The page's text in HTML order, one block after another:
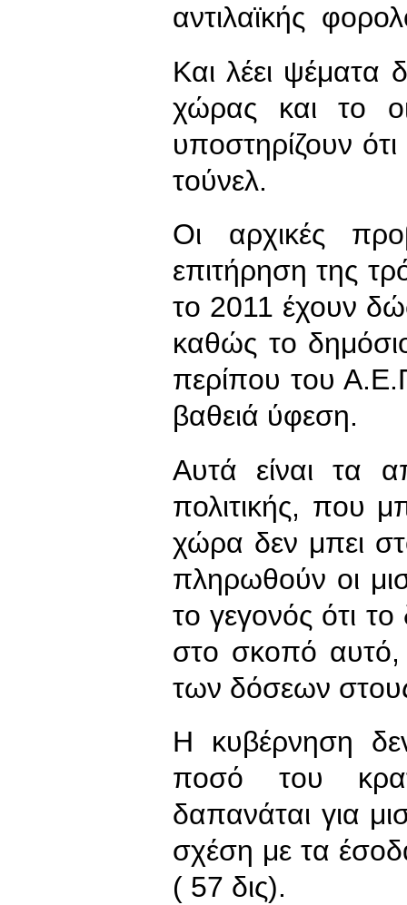
αντιλαϊκής
Και λέει
χώρας και το
υποστηρίζουν
τούνελ.
Οι αρχικές
επιτήρηση της
το 2011 έχουν
καθώς το
περίπου του
βαθειά ύφεση.
Αυτά είναι τα
πολιτικής, που
χώρα δεν μπει
πληρωθούν οι
το γεγονός ότι
στο σκοπό
των δόσεων
Η κυβέρνηση
ποσό του
δαπανάται για
σχέση με τα
( 57 δις).